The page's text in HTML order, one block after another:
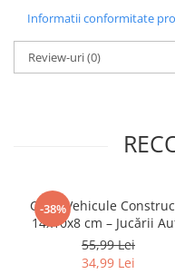
Informatii conformitate
Review-uri(0)
-38%
Cutie Vehicule
14x10x8 cm – Jucării
55,99 Lei
34,99 Lei